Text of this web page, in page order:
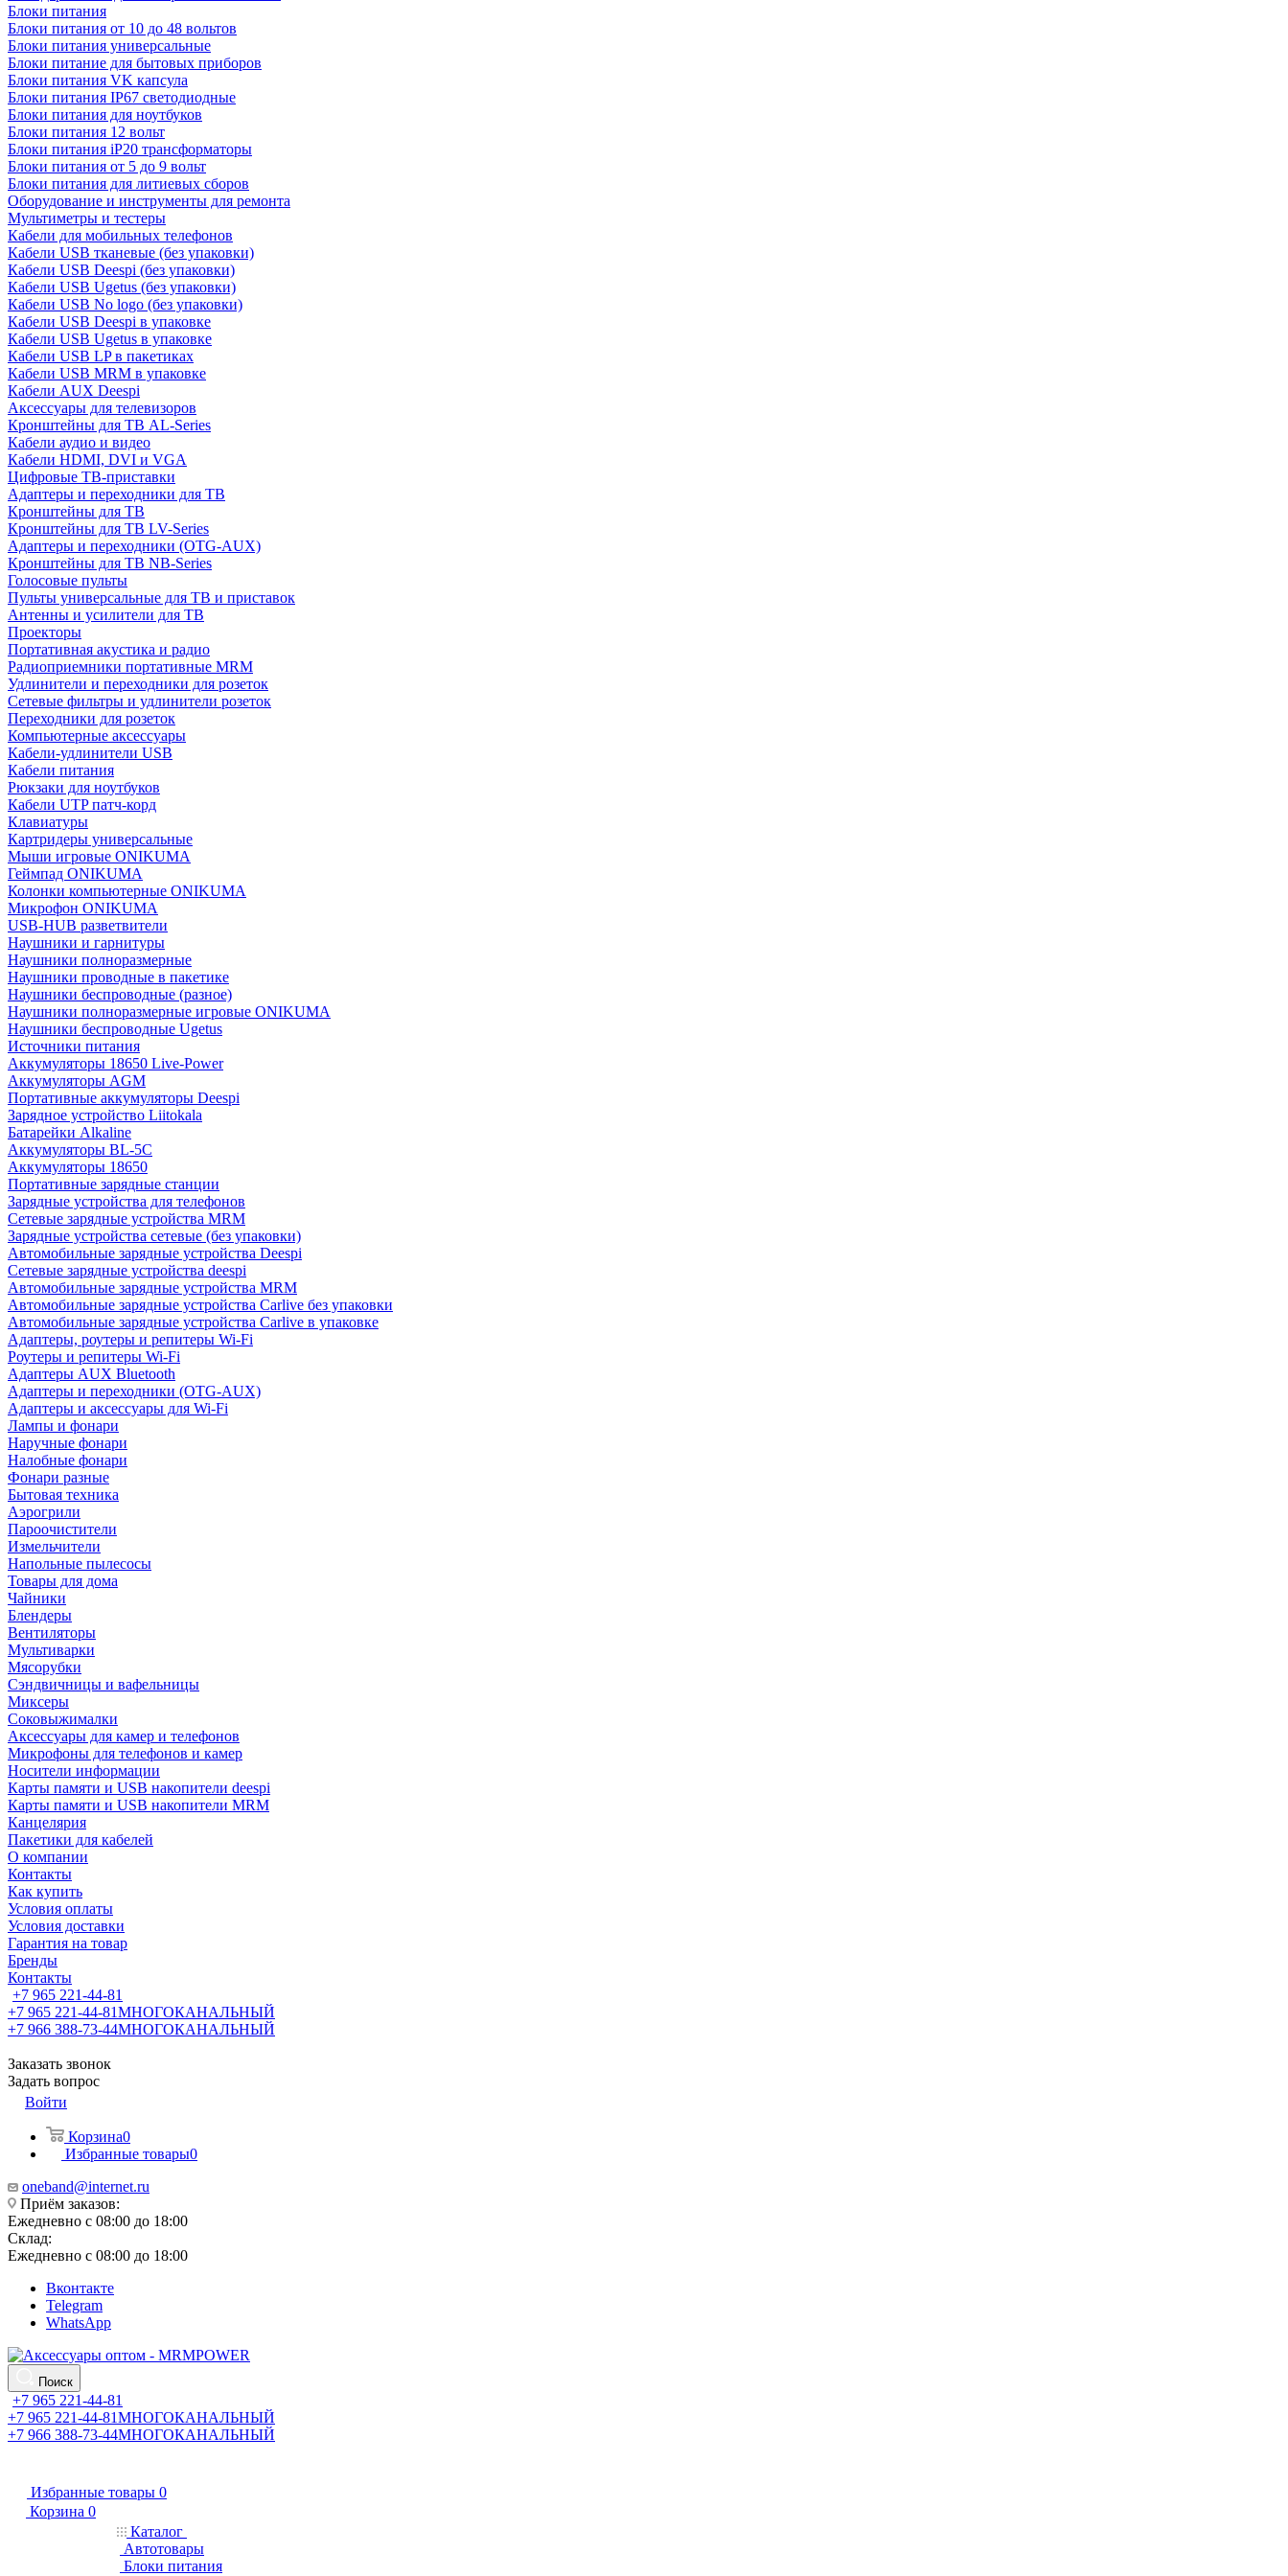
Блоки питания
Блоки питания от 10 до 48 вольтов
Блоки питания универсальные
Блоки питание для бытовых приборов
Блоки питания VK капсула
Блоки питания IP67 светодиодные
Блоки питания для ноутбуков
Блоки питания 12 вольт
Блоки питания iP20 трансформаторы
Блоки питания от 5 до 9 вольт
Блоки питания для литиевых сборов
Оборудование и инструменты для ремонта
Мультиметры и тестеры
Кабели для мобильных телефонов
Кабели USB тканевые (без упаковки)
Кабели USB Deespi (без упаковки)
Кабели USB Ugetus (без упаковки)
Кабели USB No logo (без упаковки)
Кабели USB Deespi в упаковке
Кабели USB Ugetus в упаковке
Кабели USB LP в пакетиках
Кабели USB MRM в упаковке
Кабели AUX Deespi
Аксессуары для телевизоров
Кронштейны для ТВ AL-Series
Кабели аудио и видео
Кабели HDMI, DVI и VGA
Цифровые ТВ-приставки
Адаптеры и переходники для ТВ
Кронштейны для ТВ
Кронштейны для ТВ LV-Series
Адаптеры и переходники (OTG-AUX)
Кронштейны для ТВ NB-Series
Голосовые пульты
Пульты универсальные для ТВ и приставок
Антенны и усилители для ТВ
Проекторы
Портативная акустика и радио
Радиоприемники портативные MRM
Удлинители и переходники для розеток
Сетевые фильтры и удлинители розеток
Переходники для розеток
Компьютерные аксессуары
Кабели-удлинители USB
Кабели питания
Рюкзаки для ноутбуков
Кабели UTP патч-корд
Клавиатуры
Картридеры универсальные
Мыши игровые ONIKUMA
Геймпад ONIKUMA
Колонки компьютерные ONIKUMA
Микрофон ONIKUMA
USB-HUB разветвители
Наушники и гарнитуры
Наушники полноразмерные
Наушники проводные в пакетике
Наушники беспроводные (разное)
Наушники полноразмерные игровые ONIKUMA
Наушники беспроводные Ugetus
Источники питания
Аккумуляторы 18650 Live-Power
Аккумуляторы АGM
Портативные аккумуляторы Deespi
Зарядное устройство Liitokala
Батарейки Alkaline
Аккумуляторы BL-5C
Аккумуляторы 18650
Портативные зарядные станции
Зарядные устройства для телефонов
Сетевые зарядные устройства MRM
Зарядные устройства сетевые (без упаковки)
Автомобильные зарядные устройства Deespi
Сетевые зарядные устройства deespi
Автомобильные зарядные устройства MRM
Автомобильные зарядные устройства Carlive без упаковки
Автомобильные зарядные устройства Carlive в упаковке
Адаптеры, роутеры и репитеры Wi-Fi
Роутеры и репитеры Wi-Fi
Адаптеры AUX Bluetooth
Адаптеры и переходники (OTG-AUX)
Адаптеры и аксессуары для Wi-Fi
Лампы и фонари
Наручные фонари
Налобные фонари
Фонари разные
Бытовая техника
Аэрогрили
Пароочистители
Измельчители
Напольные пылесосы
Товары для дома
Чайники
Блендеры
Вентиляторы
Мультиварки
Мясорубки
Сэндвичницы и вафельницы
Миксеры
Соковыжималки
Аксессуары для камер и телефонов
Микрофоны для телефонов и камер
Носители информации
Карты памяти и USB накопители deespi
Карты памяти и USB накопители MRM
Канцелярия
Пакетики для кабелей
О компании
Контакты
Как купить
Условия оплаты
Условия доставки
Гарантия на товар
Бренды
Контакты
+7 965 221-44-81
+7 965 221-44-81МНОГОКАНАЛЬНЫЙ
+7 966 388-73-44МНОГОКАНАЛЬНЫЙ
Заказать звонок
Задать вопрос
Войти
Корзина0
Избранные товары0
oneband@internet.ru
Приём заказов:
Ежедневно с 08:00 до 18:00
Склад:
Ежедневно с 08:00 до 18:00
Вконтакте
Telegram
WhatsApp
Поиск
+7 965 221-44-81
+7 965 221-44-81МНОГОКАНАЛЬНЫЙ
+7 966 388-73-44МНОГОКАНАЛЬНЫЙ
Избранные товары 0
Корзина 0
Каталог
Автотовары
Блоки питания